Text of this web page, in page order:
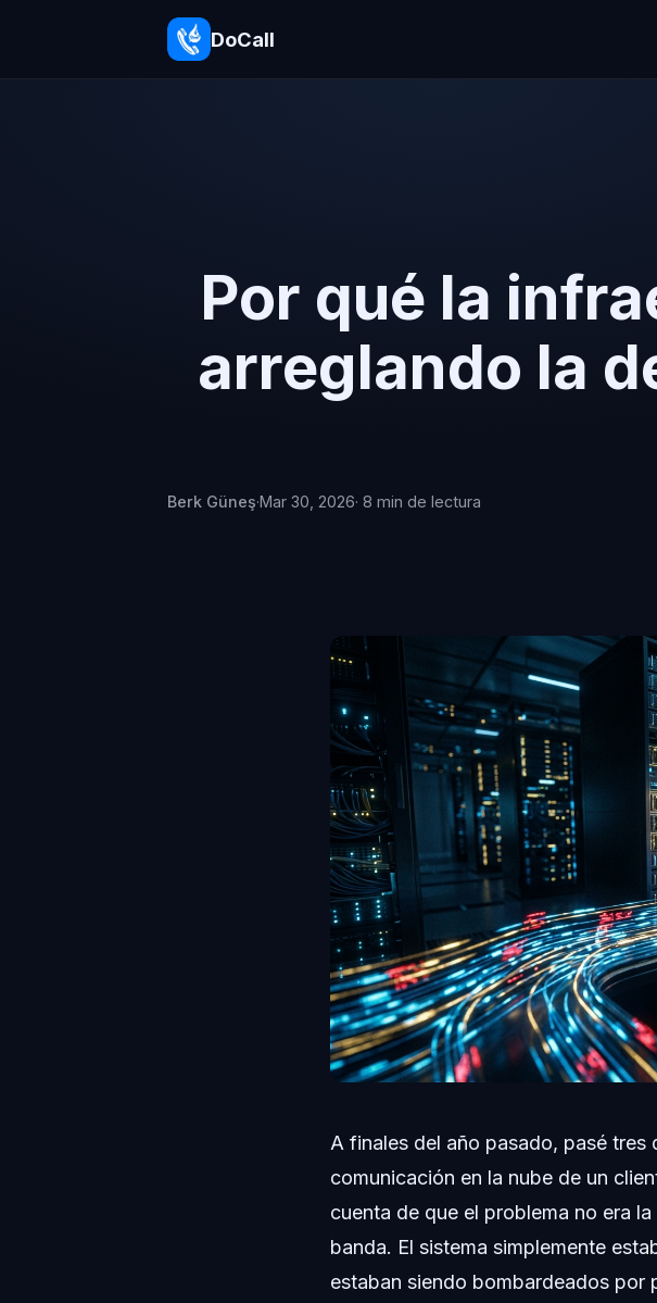
DoCall
Por qué la
arreglando la
Berk Güneş·Mar 30, 2026· 8 min de lectura
A finales del año pasado, pasé
comunicación en la nube de un
cuenta de que el problema no era
banda. El sistema simplemente
estaban siendo bombardeados